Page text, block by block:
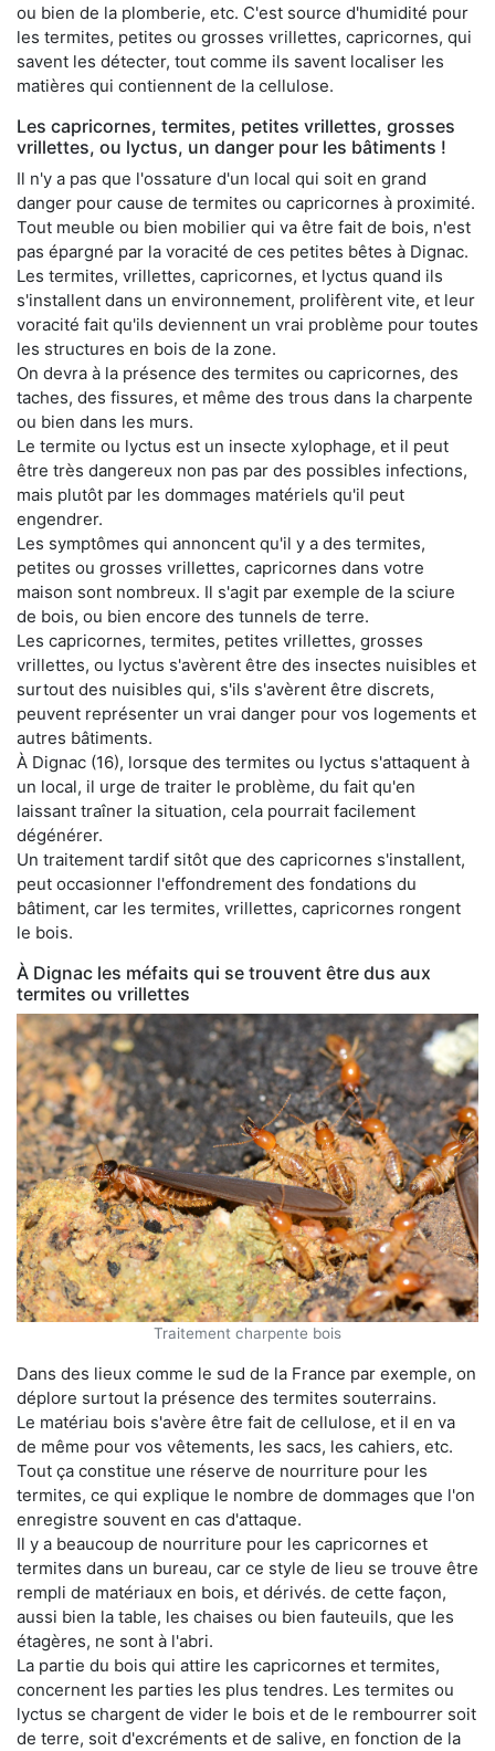
ou bien de la plomberie, etc. C'est source d'humidité pour
les termites, petites ou grosses vrillettes, capricornes, qui
savent les détecter, tout comme ils savent localiser les
matières qui contiennent de la cellulose.
Les capricornes, termites, petites vrillettes, grosses
vrillettes, ou lyctus, un danger pour les bâtiments !
Il n'y a pas que l'ossature d'un local qui soit en grand
danger pour cause de termites ou capricornes à proximité.
Tout meuble ou bien mobilier qui va être fait de bois, n'est
pas épargné par la voracité de ces petites bêtes à Dignac.
Les termites, vrillettes, capricornes, et lyctus quand ils
s'installent dans un environnement, prolifèrent vite, et leur
voracité fait qu'ils deviennent un vrai problème pour toutes
les structures en bois de la zone.
On devra à la présence des termites ou capricornes, des
taches, des fissures, et même des trous dans la charpente
ou bien dans les murs.
Le termite ou lyctus est un insecte xylophage, et il peut
être très dangereux non pas par des possibles infections,
mais plutôt par les dommages matériels qu'il peut
engendrer.
Les symptômes qui annoncent qu'il y a des termites,
petites ou grosses vrillettes, capricornes dans votre
maison sont nombreux. Il s'agit par exemple de la sciure
de bois, ou bien encore des tunnels de terre.
Les capricornes, termites, petites vrillettes, grosses
vrillettes, ou lyctus s'avèrent être des insectes nuisibles et
surtout des nuisibles qui, s'ils s'avèrent être discrets,
peuvent représenter un vrai danger pour vos logements et
autres bâtiments.
À Dignac (16), lorsque des termites ou lyctus s'attaquent à
un local, il urge de traiter le problème, du fait qu'en
laissant traîner la situation, cela pourrait facilement
dégénérer.
Un traitement tardif sitôt que des capricornes s'installent,
peut occasionner l'effondrement des fondations du
bâtiment, car les termites, vrillettes, capricornes rongent
le bois.
À Dignac les méfaits qui se trouvent être dus aux
termites ou vrillettes
Traitement charpente bois
Dans des lieux comme le sud de la France par exemple, on
déplore surtout la présence des termites souterrains.
Le matériau bois s'avère être fait de cellulose, et il en va
de même pour vos vêtements, les sacs, les cahiers, etc.
Tout ça constitue une réserve de nourriture pour les
termites, ce qui explique le nombre de dommages que l'on
enregistre souvent en cas d'attaque.
Il y a beaucoup de nourriture pour les capricornes et
termites dans un bureau, car ce style de lieu se trouve être
rempli de matériaux en bois, et dérivés. de cette façon,
aussi bien la table, les chaises ou bien fauteuils, que les
étagères, ne sont à l'abri.
La partie du bois qui attire les capricornes et termites,
concernent les parties les plus tendres. Les termites ou
lyctus se chargent de vider le bois et de le rembourrer soit
de terre, soit d'excréments et de salive, en fonction de la